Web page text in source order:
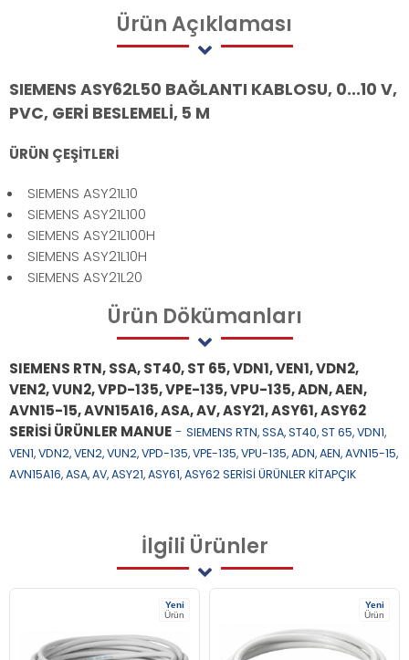
ÜrünAçıklaması
SIEMENS ASY62L50 BAĞLANTI KABLOSU, 0...10 V,
PVC, GERİ BESLEMELİ, 5 M
ÜRÜN ÇEŞİTLERİ
SIEMENS ASY21L10
SIEMENS ASY21L100
SIEMENS ASY21L100H
SIEMENS ASY21L10H
SIEMENS ASY21L20
Ürün Dökümanları
SIEMENS RTN, SSA, ST40, ST 65, VDN1, VEN1, VDN2,
VEN2, VUN2, VPD-135, VPE-135, VPU-135, ADN, AEN,
AVN15-15, AVN15A16, ASA, AV, ASY21, ASY61, ASY62
SERİSİ ÜRÜNLER MANUE- SIEMENS RTN, SSA, ST40, ST 65, VDN1,
VEN1, VDN2, VEN2, VUN2, VPD-135, VPE-135, VPU-135, ADN, AEN, AVN15-15,
AVN15A16, ASA, AV, ASY21, ASY61, ASY62 SERİSİ ÜRÜNLER KİTAPÇIK
İlgili Ürünler
Yeni
Ürün
Yeni
Ürün